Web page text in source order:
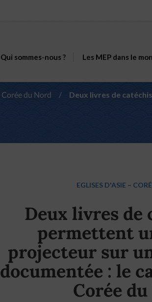
Qui sommes-nous ? Les MEP dans le
Corée du Nord /
Deux livres de
EGLISES D'ASIE –
Deux livres de
permettent
projecteur sur
documentée : le
Corée